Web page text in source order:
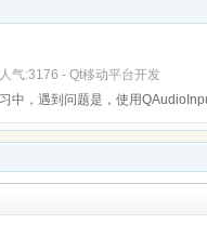
气:3176 - Qt移动平台开发
中，遇到问题是，使用